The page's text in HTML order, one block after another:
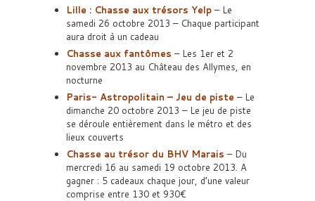
Lille : Chasse aux trésors Yelp – Le
samedi 26 octobre 2013 – Chaque participant
aura droit à un cadeau
Chasse aux fantômes – Les 1er et 2
novembre 2013 au Château des Allymes, en
nocturne
Paris- Astropolitain – Jeu de piste – Le
dimanche 20 octobre 2013 – Le jeu de piste
se déroule entièrement dans le métro et des
lieux couverts
Chasse au trésor du BHV Marais – Du
mercredi 16 au samedi 19 octobre 2013. A
gagner : 5 cadeaux chaque jour, d’une valeur
comprise entre 130 et 930€